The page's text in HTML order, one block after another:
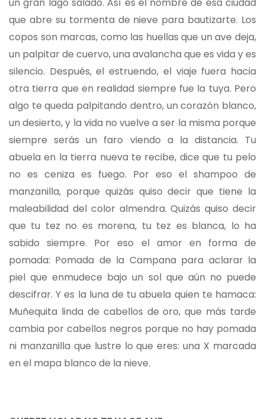
un gran lago salado. Así es el nombre de esa ciudad
que abre su tormenta de nieve para bautizarte. Los
copos son marcas, como las huellas que un ave deja,
un palpitar de cuervo, una avalancha que es vida y es
silencio. Después, el estruendo, el viaje fuera hacia
otra tierra que en realidad siempre fue la tuya. Pero
algo te queda palpitando dentro, un corazón blanco,
un desierto, y la vida no vuelve a ser la misma porque
siempre serás un faro viendo a la distancia. Tu
abuela en la tierra nueva te recibe, dice que tu pelo
no es ceniza es fuego. Por eso el shampoo de
manzanilla, porque quizás quiso decir que tiene la
maleabilidad del color almendra. Quizás quiso decir
que tu tez no es morena, tu tez es blanca, lo ha
sabido siempre. Por eso el amor en forma de
pomada: Pomada de la Campana para aclarar la
piel que enmudece bajo un sol que aún no puede
descifrar. Y es la luna de tu abuela quien te hamaca:
Muñequita linda de cabellos de oro, que más tarde
cambia por cabellos negros porque no hay pomada
ni manzanilla que lustre lo que eres: una X marcada
en el mapa blanco de la nieve.